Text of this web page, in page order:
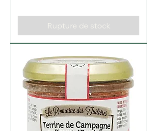
Rupture de stock